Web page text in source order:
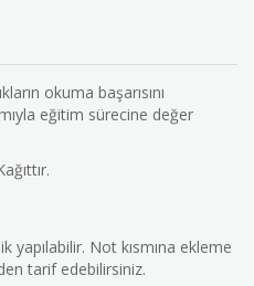
okuma başarısını
eğitim sürecine değer
yapılabilir. Not kısmına ekleme
tarif edebilirsiniz.